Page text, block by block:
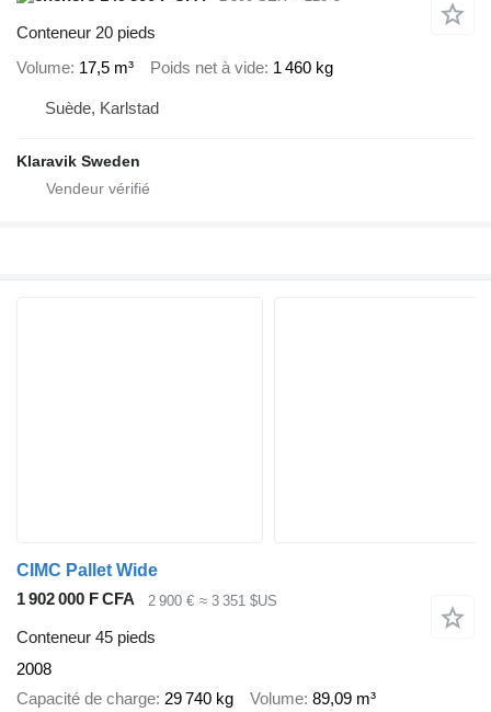
Conteneur 20 pieds
Volume 17,5 m³ Poids net à vide 1 460 kg
Suède, Karlstad
Klaravik Sweden
CIMC Pallet Wide
1 902 000 F CFA
2 900 € ≈ 3 351 $US
Conteneur 45 pieds
2008
Capacité de charge 29 740 kg Volume 89,09 m³